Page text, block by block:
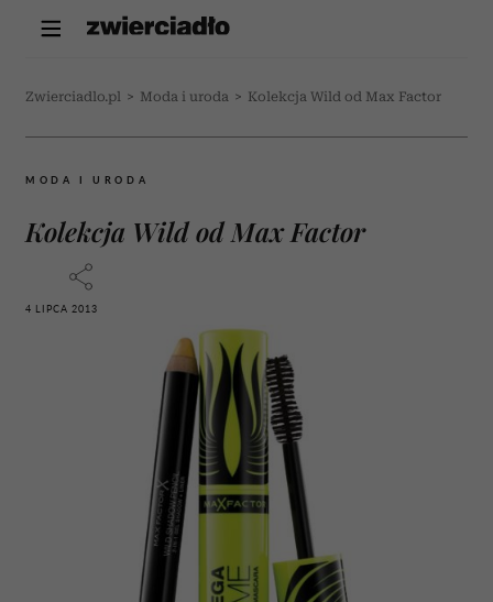
Zwierciadlo.pl > Moda i uroda > Kolekcja Wild od Max Factor
MODA I URODA
Kolekcja Wild od Max Factor
4 LIPCA 2013